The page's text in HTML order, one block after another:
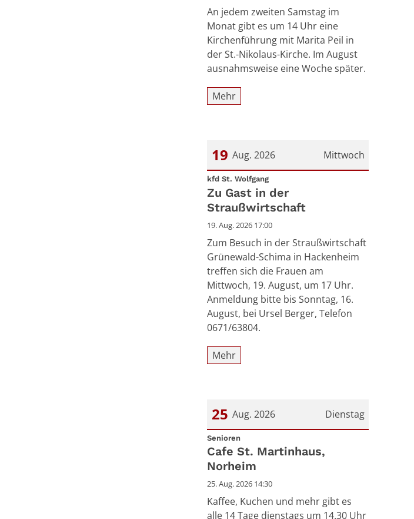
An jedem zweiten Samstag im
Monat gibt es um 14 Uhr eine
Kirchenführung mit Marita Peil in
der St.-Nikolaus-Kirche. Im August
ausnahmsweise eine Woche später.
Mehr
Mittwoch
19 Aug. 2026
Datum: 19. August 2026
kfd St. Wolfgang:
Zu Gast in der
Straußwirtschaft
19. Aug. 2026 17:00
Zum Besuch in der Straußwirtschaft
Grünewald-Schima in Hackenheim
treffen sich die Frauen am
Mittwoch, 19. August, um 17 Uhr.
Anmeldung bitte bis Sonntag, 16.
August, bei Ursel Berger, Telefon
0671/63804.
Mehr
Dienstag
25 Aug. 2026
Datum: 25. August 2026
Senioren:
Cafe St. Martinhaus,
Norheim
25. Aug. 2026 14:30
Kaffee, Kuchen und mehr gibt es
alle 14 Tage dienstags um 14.30 Uhr